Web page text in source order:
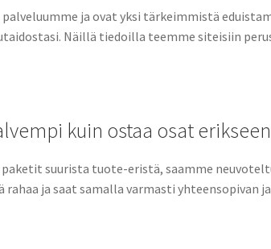
ja ovat yksi tärkeimmistä
Näillä tiedoilla teemme siteisiin
kuin ostaa osat
suurista tuote-eristä, saamme
ja saat samalla varmasti yhteensopivan